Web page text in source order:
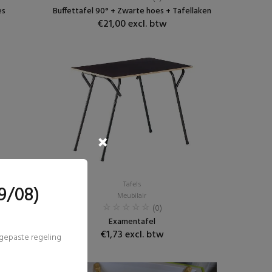
Buffettafel 90° + Zwarte hoes + Tafellaken
€21,00 excl. btw
Tafels
Meubilair
(0)
Examentafel
€1,73 excl. btw
08)
regeling